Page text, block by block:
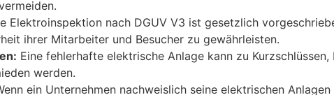
Elektroinspektion nach DGUV V3 ist gesetzlich
ihrer Mitarbeiter und Besucher zu gewährleisten.
Eine fehlerhafte elektrische Anlage kann zu
werden.
ein Unternehmen nachweislich seine elektrischen